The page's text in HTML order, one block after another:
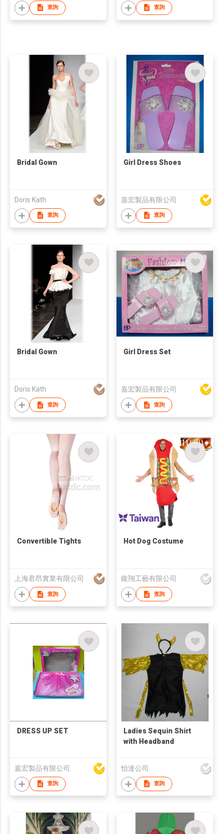
查詢 查詢
Bridal Gown
Doris Kath
查詢
Girl Dress Shoes
嘉宏製品有限公司
查詢
Bridal Gown
Doris Kath
查詢
Girl Dress Set
嘉宏製品有限公司
查詢
Convertible Tights
上海君昂實業有限公司
查詢
Hot Dog Costume
鑨翔工藝有限公司
查詢
DRESS UP SET
嘉宏製品有限公司
查詢
Ladies Sequin Shirt
with Headband
怡達公司
查詢